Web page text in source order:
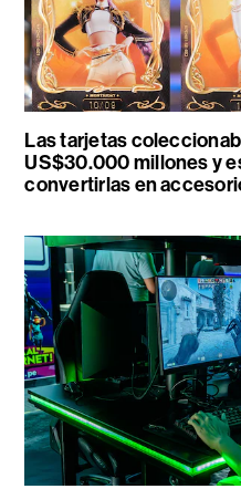
Las tarjetas
US$30.000 millones y
convertirlas en